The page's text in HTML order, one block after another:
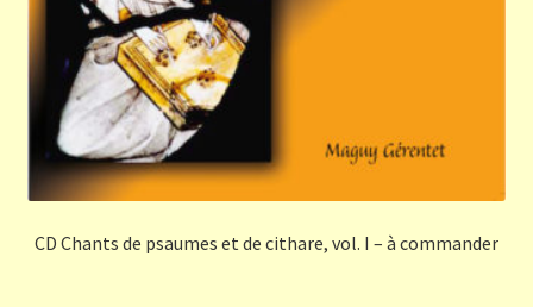
CD Chants de psaumes et de cithare, vol. I – à commander